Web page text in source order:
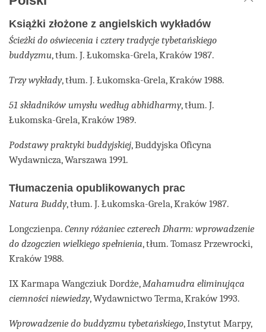
Książki złożone z angielskich wykładów
Ścieżki do oświecenia i cztery tradycje tybetańskiego
buddyzmu, tłum. J. Łukomska-Grela, Kraków 1987.
Trzy wykłady, tłum. J. Łukomska-Grela, Kraków 1988.
51 składników umysłu według abhidharmy, tłum. J.
Łukomska-Grela, Kraków 1989.
Podstawy praktyki buddyjskiej, Buddyjska Oficyna
Wydawnicza, Warszawa 1991.
Tłumaczenia opublikowanych prac
Natura Buddy, tłum. J. Łukomska-Grela, Kraków 1987.
Longczienpa. Cenny różaniec czterech Dharm: wprowadzenie
do dzogczien wielkiego spełnienia, tłum. Tomasz Przewrocki,
Kraków 1988.
IX Karmapa Wangcziuk Dordże,Mahamudra eliminująca
ciemności niewiedzy, Wydawnictwo Terma, Kraków 1993.
Wprowadzenie do buddyzmu tybetańskiego, Instytut Marpy,